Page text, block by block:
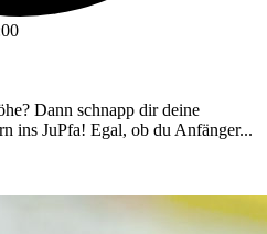
Dann schnapp dir deine
ins JuPfa! Egal, ob du Anfänger...